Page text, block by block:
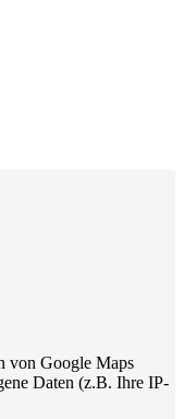
von Google Maps
Daten (z.B. Ihre IP-